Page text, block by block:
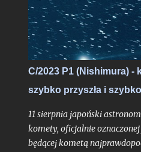
razu przejść do uaktualnienia
przejść do aktualizacji z
C/2023 P1 (Nishimura)
szybko przyszła i
11 sierpnia japoński
komety, oficjalnie
będącej kometą